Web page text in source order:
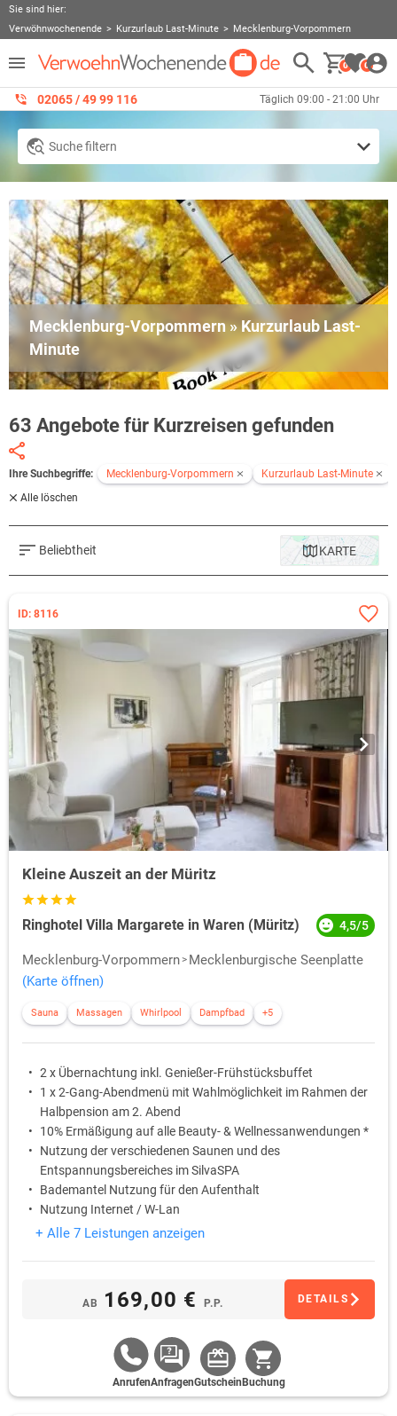
Sie sind hier:
Verwöhnwochenende
Kurzurlaub Last-Minute Mecklenburg-Vorpommern
0 0
02065 / 49 ‌99 116 Täglich 09:00 - 21:00 Uhr
Suche filtern
Mecklenburg-Vorpommern » Kurzurlaub Last-
Minute
63 Angebote für Kurzreisen gefunden
Ihre Suchbegriffe: Mecklenburg-Vorpommern
Kurzurlaub Last-Minute
Alle löschen
Beliebtheit KARTE
ID: 8116
Kleine Auszeit an der Müritz
Ringhotel Villa Margarete in Waren (Müritz) 4,5/5
Mecklenburg-Vorpommern
Mecklenburgische Seenplatte
(Karte öffnen)
Sauna Massagen Whirlpool Dampfbad +5
2 x Übernachtung inkl. Genießer-Frühstücksbuffet
1 x 2-Gang-Abendmenü mit Wahlmöglichkeit im Rahmen der
Halbpension am 2. Abend
10% Ermäßigung auf alle Beauty- & Wellnessanwendungen *
Nutzung der verschiedenen Saunen und des
Entspannungsbereiches im SilvaSPA
Bademantel Nutzung für den Aufenthalt
Nutzung Internet / W-Lan
+ Alle 7 Leistungen anzeigen
AB 169,00 € P.P. DETAILS
AnrufenAnfragenGutschein Buchung